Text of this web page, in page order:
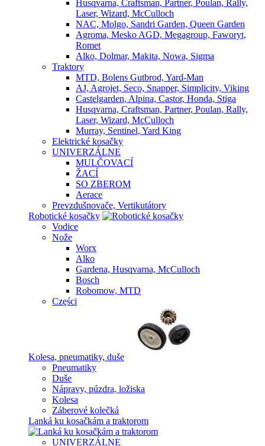
Husqvarna, Craftsman, Partner, Poulan, Rally,
Laser, Wizard, McCulloch
NAC, Molgo, Sandri Garden, Queen Garden
Agroma, Mesko AGD, Megagroup, Faworyt,
Romet
Alko, Dolmar, Makita, Nowa, Sigma
Traktory
MTD, Bolens Gutbrod, Yard-Man
AJ, Agrojet, Seco, Snapper, Simplicity, Viking
Castelgarden, Alpina, Castor, Honda, Stiga
Husqvarna, Craftsman, Partner, Poulan, Rally,
Laser, Wizard, McCulloch
Murray, Sentinel, Yard King
Elektrické kosačky
UNIVERZÁLNE
MULČOVACÍ
ŽACÍ
SO ZBEROM
Aerace
Prevzdušnovače, Vertikutátory
Robotické kosačky
Vodice
Nože
Worx
Alko
Gardena, Husqvarna, McCulloch
Bosch
Robomow, MTD
Części
Kolesa, pneumatiky, duše
Pneumatiky
Duše
Nápravy, púzdra, ložiska
Kolesa
Záberové kolečká
Lanká ku kosačkám a traktorom
UNIVERZÁLNE